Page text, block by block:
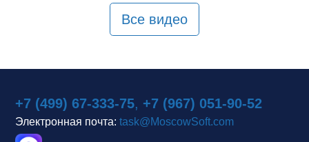
Все видео
+7 (499) 67-333-75, +7 (967) 051-90-52
Электронная почта: task@MoscowSoft.com